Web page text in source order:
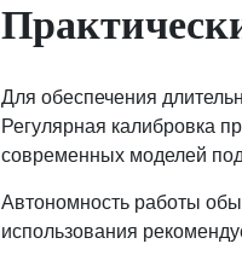
Для обеспечения
Регулярная калибровка
современных моделей
Автономность работы
использования